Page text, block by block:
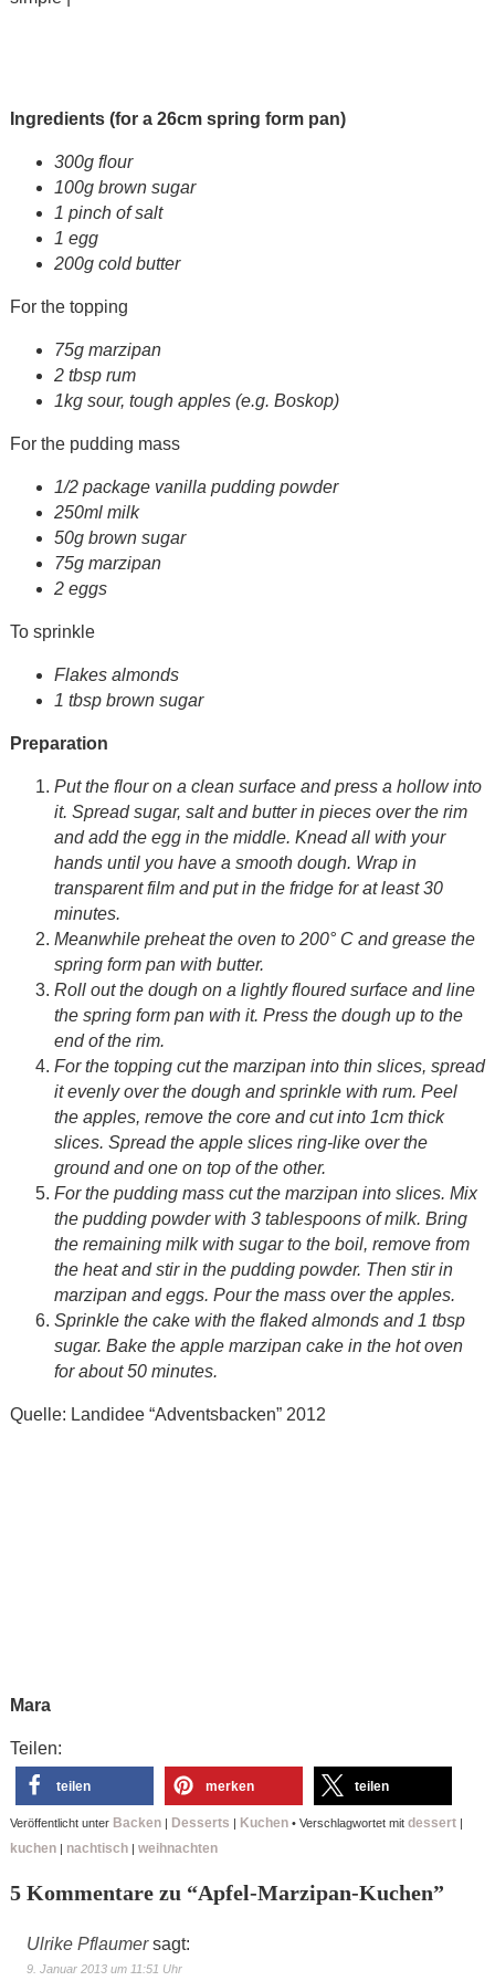
Ingredients (for a 26cm spring form pan)
300g flour
100g brown sugar
1 pinch of salt
1 egg
200g cold butter
For the topping
75g marzipan
2 tbsp rum
1kg sour, tough apples (e.g. Boskop)
For the pudding mass
1/2 package vanilla pudding powder
250ml milk
50g brown sugar
75g marzipan
2 eggs
To sprinkle
Flakes almonds
1 tbsp brown sugar
Preparation
Put the flour on a clean surface and press a hollow into
it. Spread sugar, salt and butter in pieces over the rim
and add the egg in the middle. Knead all with your
hands until you have a smooth dough. Wrap in
transparent film and put in the fridge for at least 30
minutes.
Meanwhile preheat the oven to 200° C and grease the
spring form pan with butter.
Roll out the dough on a lightly floured surface and line
the spring form pan with it. Press the dough up to the
end of the rim.
For the topping cut the marzipan into thin slices, spread
it evenly over the dough and sprinkle with rum. Peel
the apples, remove the core and cut into 1cm thick
slices. Spread the apple slices ring-like over the
ground and one on top of the other.
For the pudding mass cut the marzipan into slices. Mix
the pudding powder with 3 tablespoons of milk. Bring
the remaining milk with sugar to the boil, remove from
the heat and stir in the pudding powder. Then stir in
marzipan and eggs. Pour the mass over the apples.
Sprinkle the cake with the flaked almonds and 1 tbsp
sugar. Bake the apple marzipan cake in the hot oven
for about 50 minutes.
Quelle: Landidee “Adventsbacken” 2012
Mara
Teilen:
teilen merken teilen
Veröffentlicht unter Backen| Desserts Kuchen• Verschlagwortet mit dessert|
kuchen| nachtisch| weihnachten
5 Kommentare zu “Apfel-Marzipan-Kuchen”
Ulrike Pflaumer sagt:
9. Januar 2013 um 11:51 Uhr